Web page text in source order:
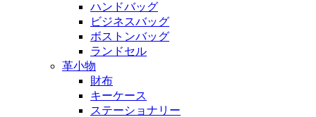
ハンドバッグ
ビジネスバッグ
ボストンバッグ
ランドセル
革小物
財布
キーケース
ステーショナリー